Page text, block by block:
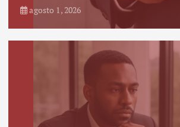
agosto 1, 2026